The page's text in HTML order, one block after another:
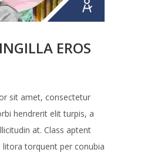
EROS
sit amet, consectetur
hendrerit elit turpis, a
at. Class aptent
torquent per conubia